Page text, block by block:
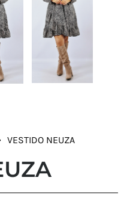
VESTIDO NEUZA